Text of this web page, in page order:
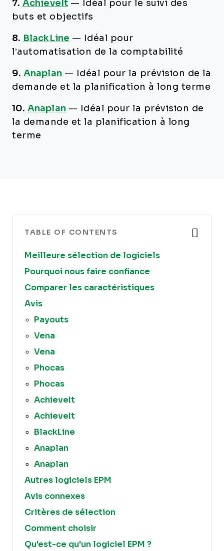
7. AchieveIt —
Idéal pour le suivi des
buts et objectifs
8. BlackLine —
Idéal pour
l’automatisation de la comptabilité
9. Anaplan —
Idéal pour la prévision de la
demande et la planification à long terme
10. Anaplan —
Idéal pour la prévision de
la demande et la planification à long
terme
TABLE OF CONTENTS
Meilleure sélection de logiciels
Pourquoi nous faire confiance
Comparer les caractéristiques
Avis
Payouts
Vena
Vena
Phocas
Phocas
AchieveIt
AchieveIt
BlackLine
Anaplan
Anaplan
Autres logiciels EPM
Avis connexes
Critères de sélection
Comment choisir
Qu'est-ce qu'un logiciel EPM ?